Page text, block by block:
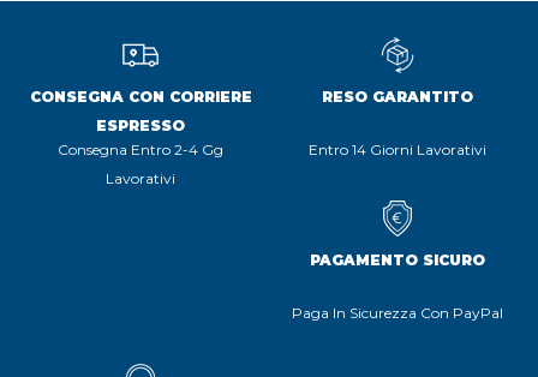
CONSEGNA CON CORRIERE
ESPRESSO
Consegna Entro 2-4 Gg
Lavorativi
RESO GARANTITO
Entro 14 Giorni Lavorativi
PAGAMENTO SICURO
Paga In Sicurezza Con PayPal